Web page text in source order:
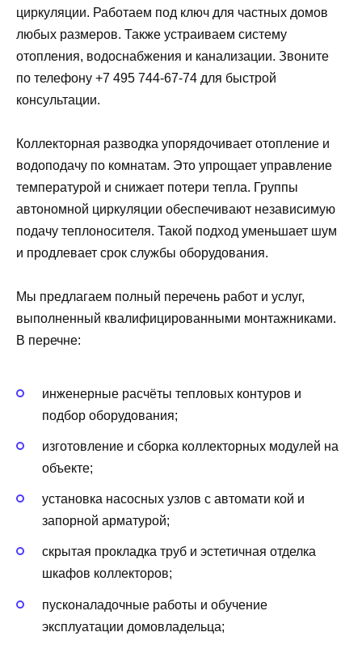
циркуляции. Работаем под ключ для частных домов
любых размеров. Также устраиваем систему
отопления, водоснабжения и канализации. Звоните
по телефону +7 495 744-67-74 для быстрой
консультации.
Коллекторная разводка упорядочивает отопление и
водоподачу по комнатам. Это упрощает управление
температурой и снижает потери тепла. Группы
автономной циркуляции обеспечивают независимую
подачу теплоносителя. Такой подход уменьшает шум
и продлевает срок службы оборудования.
Мы предлагаем полный перечень работ и услуг,
выполненный квалифицированными монтажниками.
В перечне:
инженерные расчёты тепловых контуров и
подбор оборудования;
изготовление и сборка коллекторных модулей на
объекте;
установка насосных узлов с автомати кой и
запорной арматурой;
скрытая прокладка труб и эстетичная отделка
шкафов коллекторов;
пусконаладочные работы и обучение
эксплуатации домовладельца;